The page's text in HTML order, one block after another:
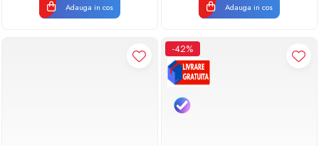
Adauga in cos Adauga in cos
-42%